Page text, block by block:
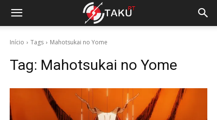
Início Tags Mahotsukai no Yome
Tag: Mahotsukai no Yome